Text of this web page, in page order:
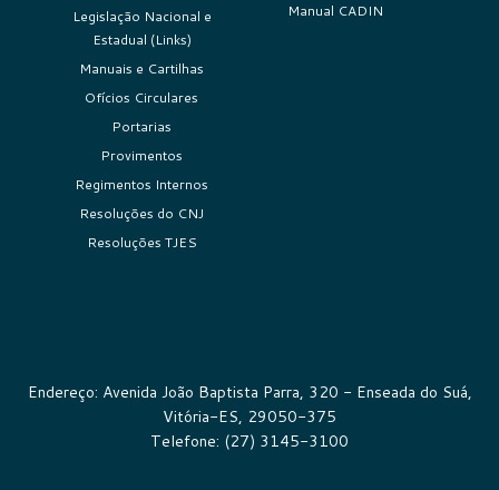
Legislação Nacional e
Estadual (Links)
Manuais e Cartilhas
Ofícios Circulares
Portarias
Provimentos
Regimentos Internos
Resoluções do CNJ
Resoluções TJES
Manual CADIN
Endereço: Avenida João Baptista Parra, 320 - Enseada do Suá,
Vitória-ES, 29050-375
Telefone: (27) 3145-3100